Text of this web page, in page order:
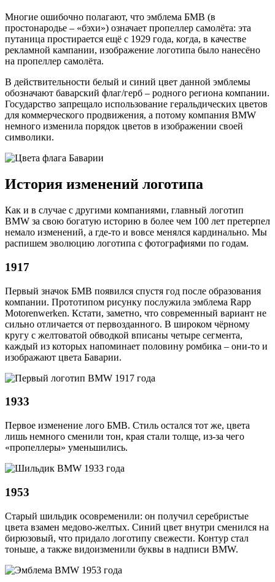
Многие ошибочно полагают, что эмблема БМВ (в
простонародье – «бэхи») означает пропеллер самолёта: эта
путаница простирается ещё с 1929 года, когда, в качестве
рекламной кампании, изображение логотипа было нанесёно
на пропеллер самолёта.
В действительности белый и синий цвет данной эмблемы
обозначают баварский флаг/герб – родного региона компании.
Государство запрещало использование геральдических цветов
для коммерческого продвижения, а потому компания BMW
немного изменила порядок цветов в изображении своей
символики.
История изменений логотипа
Как и в случае с другими компаниями, главный логотип
BMW за свою богатую историю в более чем 100 лет претерпел
немало изменений, а где-то и вовсе менялся кардинально. Мы
распишем эволюцию логотипа с фотографиями по годам.
1917
Первый значок БМВ появился спустя год после образования
компании. Прототипом рисунку послужила эмблема Rapp
Motorenwerken. Кстати, заметно, что современный вариант не
сильно отличается от первозданного. В широком чёрному
кругу с желтоватой обводкой вписаны четыре сегмента,
каждый из которых напоминает половину ромбика – они-то и
изображают цвета Баварии.
1933
Первое изменение лого БМВ. Стиль остался тот же, цвета
лишь немного сменили тон, края стали толще, из-за чего
«пропеллеры» уменьшились.
1953
Старый шильдик осовременили: он получил серебристые
цвета взамен медово-желтых. Синий цвет внутри сменился на
бирюзовый, что придало логотипу свежести. Контур стал
тоньше, а также видоизменили буквы в надписи BMW.